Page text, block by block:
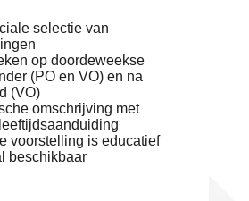
selectie van
op doordeweekse
(PO en VO) en na
(VO)
omschrijving met
voorstelling is educatief
beschikbaar